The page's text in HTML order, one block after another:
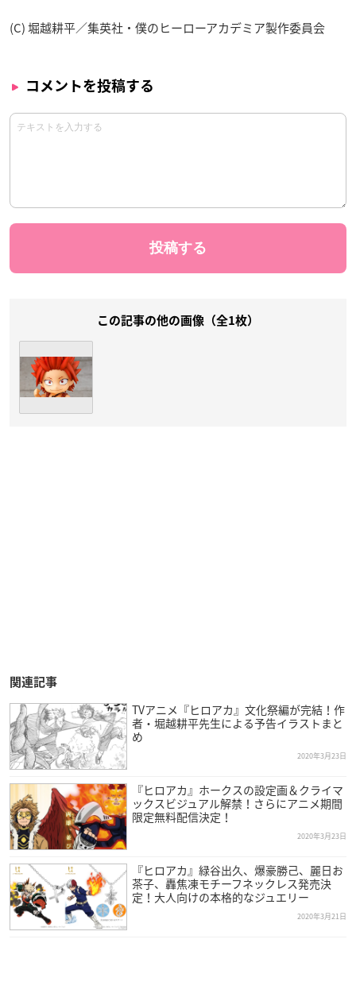
(C) 堀越耕平／集英社・僕のヒーローアカデミア製作委員会
コメントを投稿する
この記事の他の画像（全1枚）
関連記事
TVアニメ『ヒロアカ』文化祭編が完結！作
者・堀越耕平先生による予告イラストまと
め
2020年3月23日
『ヒロアカ』ホークスの設定画＆クライマ
ックスビジュアル解禁！さらにアニメ期間
限定無料配信決定！
2020年3月23日
『ヒロアカ』緑谷出久、爆豪勝己、麗日お
茶子、轟焦凍モチーフネックレス発売決
定！大人向けの本格的なジュエリー
2020年3月21日